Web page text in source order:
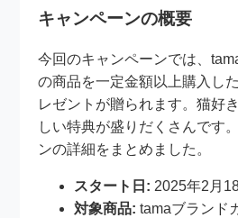
キャンペーンの概要
今回のキャンペーンでは、
の商品を一定金額以上購入し
レゼントが贈られます。猫好
しい特典が盛りだくさんです
ンの詳細をまとめました。
スタート日: 2025年2月
対象商品: tamaブランド